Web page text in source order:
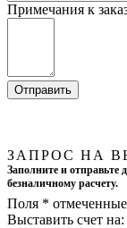
Примечания к
ЗАПРОС НА
Заполните и
безналичному расчету.
Поля * отмеченные
Выставить счет на: